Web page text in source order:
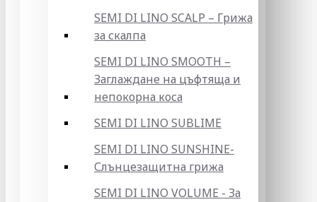
SEMI DI LINO SCALP – Грижа
за скалпа
SEMI DI LINO SMOOTH –
Заглаждане на цъфтяща и
непокорна коса
SEMI DI LINO SUBLIME
SEMI DI LINO SUNSHINE-
Слънцезащитна грижа
SEMI DI LINO VOLUME - За